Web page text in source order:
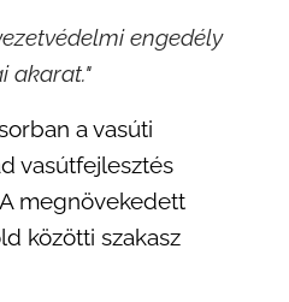
engedély
akarat."
a vasúti
vasútfejlesztés
megnövekedett
közötti szakasz